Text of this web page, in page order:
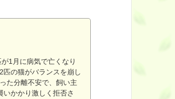
1月に病気で亡くなり
匹の猫がバランスを崩し
た分離不安で、飼い主
かかり激しく拒否さ